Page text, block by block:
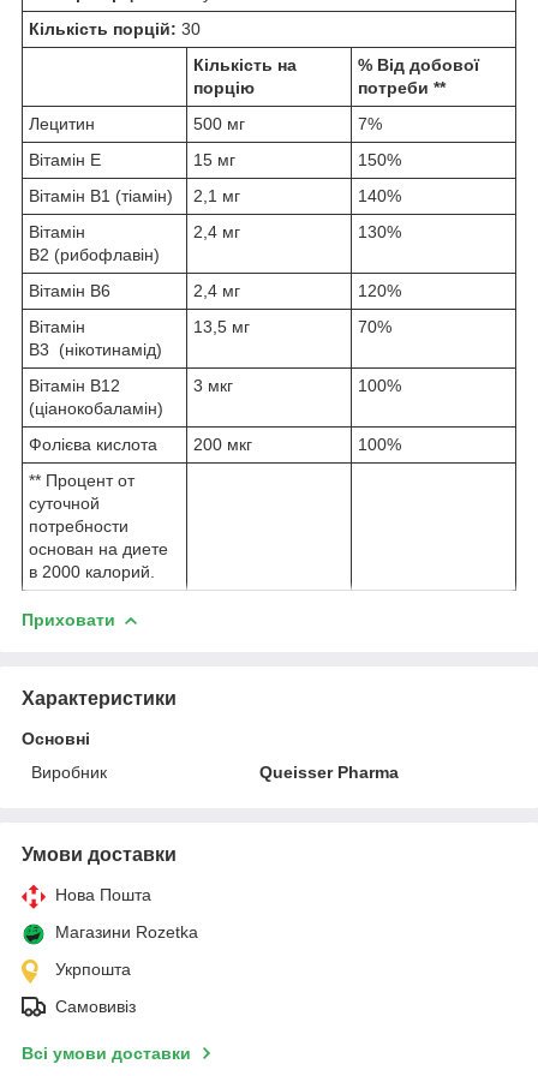
Кількість порцій: 30
Кількість на
порцію
% Від добової
потреби **
Лецитин
500 мг
7%
Вітамін Е
15 мг
150%
Вітамін В1 (тіамін)
2,1 мг
140%
Вітамін
В2 (рибофлавін)
2,4 мг 130%
Вітамін В6 2,4 мг
120%
Вітамін
В3 (нікотинамід)
13,5 мг 70%
Вітамін В12
(ціанокобаламін)
3 мкг 100%
Фолієва кислота 200 мкг
100%
** Процент от
суточной
потребности
основан на диете
в 2000 калорий.
Приховати
Характеристики
Основні
Виробник
Queisser Pharma
Умови доставки
Нова Пошта
Магазини Rozetka
Укрпошта
Самовивіз
Всі умови доставки